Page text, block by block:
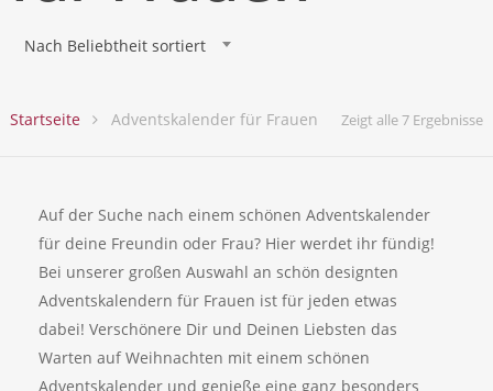
Nach Beliebtheit sortiert
Zeigt alle 7 Ergebnisse
Startseite Adventskalender für Frauen
Auf der Suche nach einem schönen Adventskalender
für deine Freundin oder Frau? Hier werdet ihr fündig!
Bei unserer großen Auswahl an schön designten
Adventskalendern für Frauen ist für jeden etwas
dabei! Verschönere Dir und Deinen Liebsten das
Warten auf Weihnachten mit einem schönen
Adventskalender und genieße eine ganz besonders